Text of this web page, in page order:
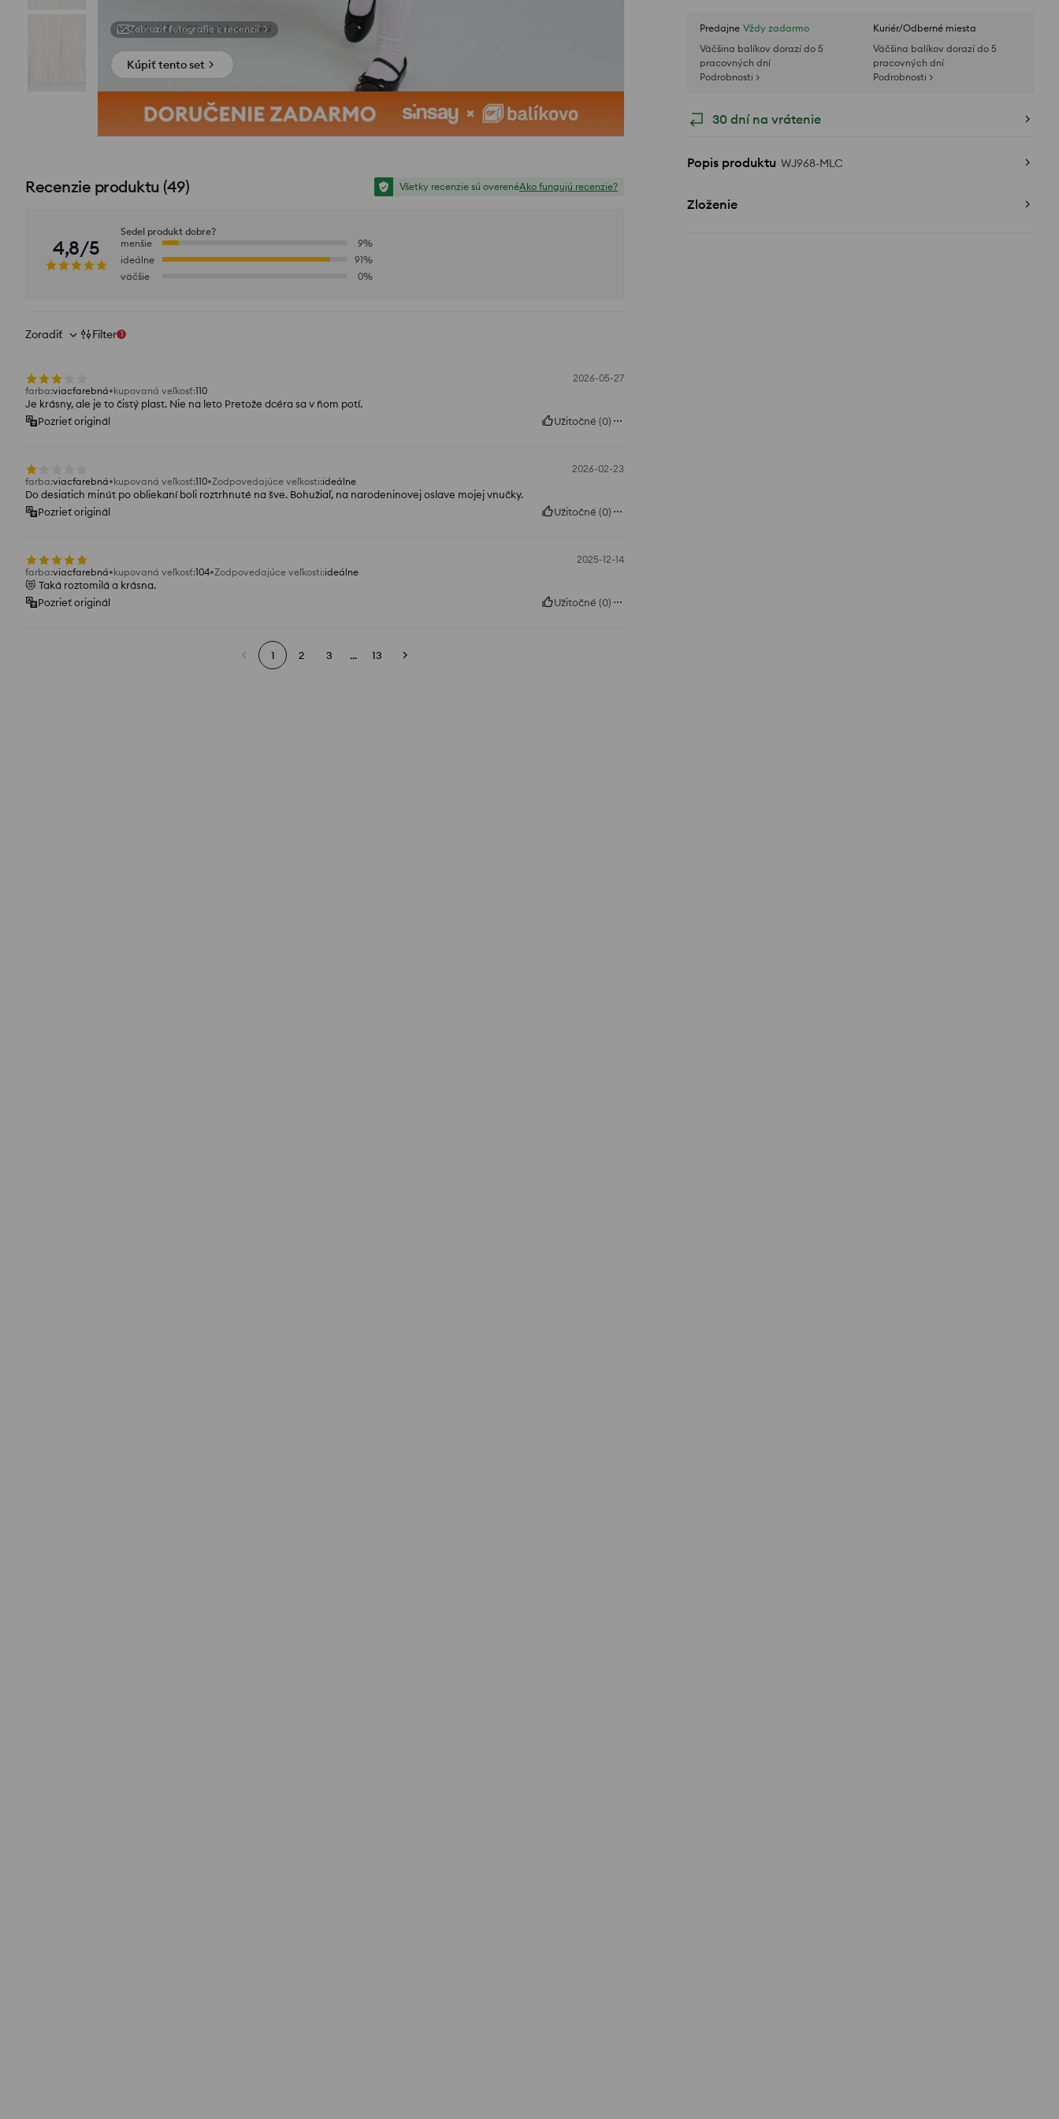
Predajne Vždy zadarmo
Väčšina balíkov dorazí do 5
pracovných dní
Podrobnosti >
Kuriér/Odberné miesta
Väčšina balíkov dorazí do 5
pracovných dní
Podrobnosti >
30 dní na vrátenie
Popis produktu WJ968-MLC
Zloženie
Zobraziť fotografie z recenzií
Kúpiť tento set
Recenzie produktu (49) Všetky recenzie sú overenéAko fungujú recenzie?
4,8/5
Sedel produkt dobre?
menšie
9%
ideálne
91%
väčšie
0%
Zoradiť Filter 1
2026-05-27
farba:viacfarebná kupovaná veľkosť:110
Je krásny, ale je to čistý plast. Nie na leto Pretože dcéra sa v ňom potí.
Pozrieť originál
Užitočné (0)
2026-02-23
farba:viacfarebná kupovaná veľkosť:110 Zodpovedajúce veľkosti:ideálne
Do desiatich minút po obliekaní boli roztrhnuté na šve. Bohužiaľ, na narodeninovej oslave mojej vnučky.
Pozrieť originál
Užitočné (0)
2025-12-14
farba:viacfarebná kupovaná veľkosť:104 Zodpovedajúce veľkosti:ideálne
😻 Taká roztomilá a krásna.
Pozrieť originál
Užitočné (0)
1 2 3 ... 13